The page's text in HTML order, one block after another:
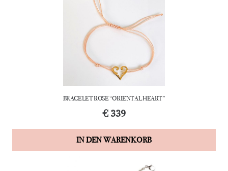
BRACELET ROSE “ORIENTAL HEART”
€ 339
IN DEN WARENKORB